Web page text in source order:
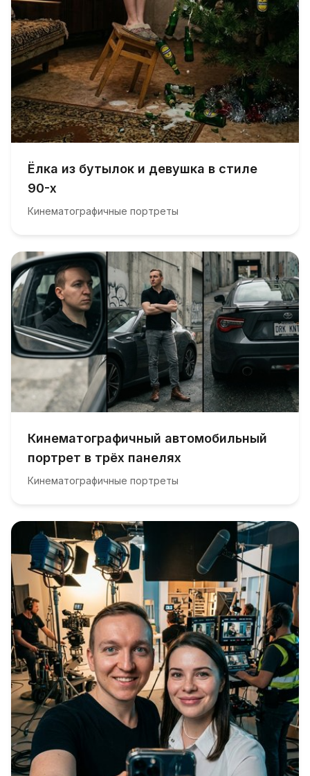
Ёлка из бутылок и девушка в стиле
90-х
Кинематографичные портреты
Кинематографичный автомобильный
портрет в трёх панелях
Кинематографичные портреты